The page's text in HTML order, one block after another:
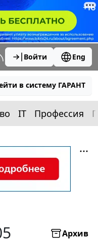
Войти Eng
в систему ГАРАНТ
IT Профессия
Архив